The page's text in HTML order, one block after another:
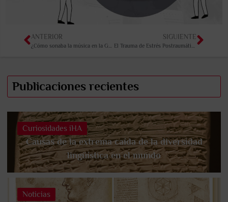
ANTERIOR SIGUIENTE
Publicaciones recientes
Curiosidades iHA
Causas de la extrema caída de la diversidad
lingüística en el mundo
Noticias